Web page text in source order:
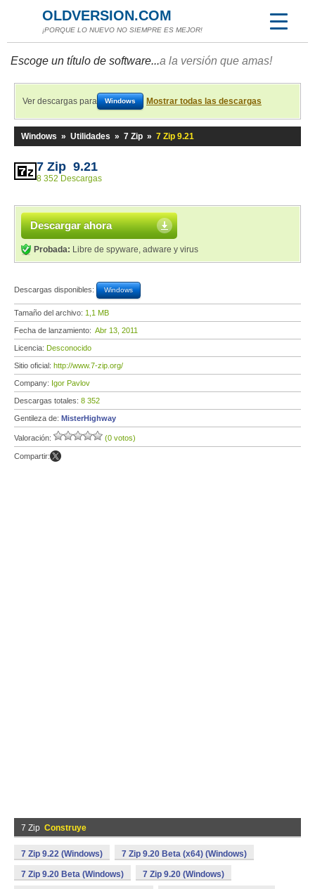
OLDVERSION.COM
¡PORQUE LO NUEVO NO SIEMPRE ES MEJOR!
Escoge un título de software...a la versión que amas!
Ver descargas para Windows Mostrar todas las descargas
Windows » Utilidades » 7 Zip » 7 Zip 9.21
7 Zip 9.21
8 352 Descargas
Descargar ahora
Probada: Libre de spyware, adware y virus
Descargas disponibles: Windows
Tamaño del archivo: 1,1 MB
Fecha de lanzamiento: Abr 13, 2011
Licencia: Desconocido
Sitio oficial: http://www.7-zip.org/
Company: Igor Pavlov
Descargas totales: 8 352
Gentileza de: MisterHighway
Valoración: (0 votos)
Compartir:
7 Zip Construye
7 Zip 9.22 (Windows) 7 Zip 9.20 Beta (x64) (Windows)
7 Zip 9.20 Beta (Windows) 7 Zip 9.20 (Windows)